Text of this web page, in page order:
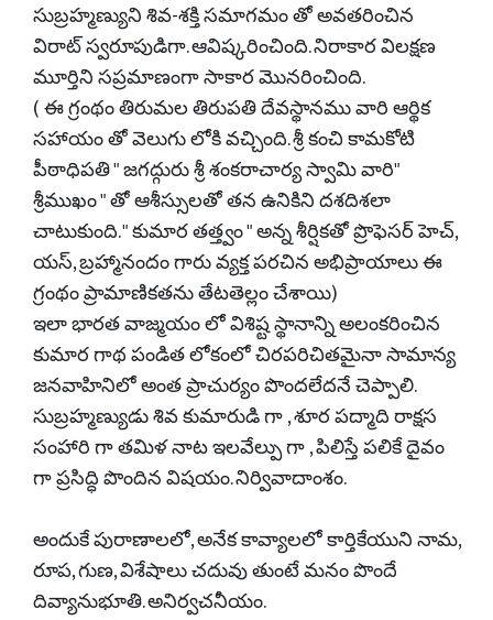
సుబ్రహ్మణ్యుని శివ-శక్తి సమాగమం తో అవతరించిన
విరాట్ స్వరూపుడిగా. ఆవిష్కరించింది. నిరాకార విలక్షణ
మూర్తిని సప్రమాణంగా సాకార మొనరించింది.
( ఈ గ్రంథం తిరుమల తిరుపతి దేవస్థానము వారి ఆర్థిక
సహాయం తో వెలుగు లోకి వచ్చింది. శ్రీ కంచి కామకోటి
పీఠాధిపతి " జగద్గురు శ్రీ శంకరాచార్య స్వామి వారి"
శ్రీముఖం " తో ఆశీస్సులతో తన ఉనికిని దశదిశలా
చాటుకుంది. " కుమార తత్త్వం " అన్న శీర్షికతో ప్రొఫెసర్ హెచ్,
యస్, బ్రహ్మానందం గారు వ్యక్త పరచిన అభిప్రాయాలు ఈ
గ్రంథం ప్రామాణికతను తేటతెల్లం చేశాయి)
ఇలా భారత వాజ్మయం లో విశిష్ట స్థానాన్ని అలంకరించిన
కుమార గాథ పండిత లోకంలో చిరపరిచితమైనా సామాన్య
జనవాహినిలో అంత ప్రాచుర్యం పొందలేదనే చెప్పాలి.
సుబ్రహ్మణ్యుడు శివ కుమారుడి గా , శూర పద్మాది రాక్షస
సంహారి గా తమిళ నాట ఇలవేల్పు గా , పిలిస్తే పలికే దైవం
గా ప్రసిద్ధి పొందిన విషయం. నిర్వివాదాంశం.
అందుకే పురాణాలలో, అనేక కావ్యాలలో కార్తికేయుని నామ,
రూప, గుణ, విశేషాలు చదువు తుంటే మనం పొందే
దివ్యానుభూతి. అనిర్వచనీయం.